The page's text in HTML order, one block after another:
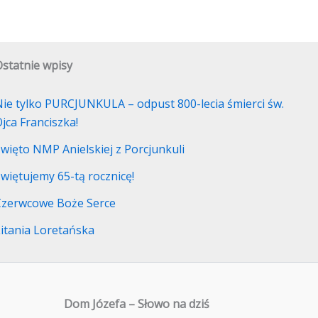
wpisy
tylko PURCJUNKULA – odpust 800-lecia śmierci św.
Franciszka!
NMP Anielskiej z Porcjunkuli
65-tą rocznicę!
Boże Serce
Loretańska
Dom Józefa – Słowo na dziś